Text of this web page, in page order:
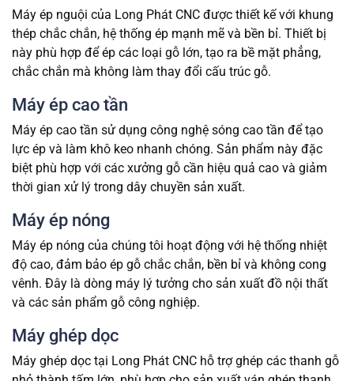
Máy ép nguội của Long Phát CNC được thiết kế với khung
thép chắc chắn, hệ thống ép mạnh mẽ và bền bỉ. Thiết bị
này phù hợp để ép các loại gỗ lớn, tạo ra bề mặt phẳng,
chắc chắn mà không làm thay đổi cấu trúc gỗ.
Máy ép cao tần
Máy ép cao tần sử dụng công nghệ sóng cao tần để tạo
lực ép và làm khô keo nhanh chóng. Sản phẩm này đặc
biệt phù hợp với các xưởng gỗ cần hiệu quả cao và giảm
thời gian xử lý trong dây chuyền sản xuất.
Máy ép nóng
Máy ép nóng của chúng tôi hoạt động với hệ thống nhiệt
độ cao, đảm bảo ép gỗ chắc chắn, bền bỉ và không cong
vênh. Đây là dòng máy lý tưởng cho sản xuất đồ nội thất
và các sản phẩm gỗ công nghiệp.
Máy ghép dọc
Máy ghép dọc tại Long Phát CNC hỗ trợ ghép các thanh gỗ